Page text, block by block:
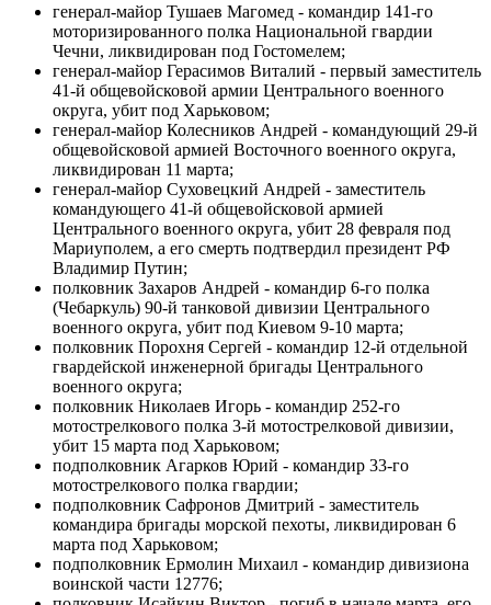
генерал-майор Тушаев Магомед - командир 141-го
моторизированного полка Национальной гвардии
Чечни, ликвидирован под Гостомелем;
генерал-майор Герасимов Виталий - первый заместитель
41-й общевойсковой армии Центрального военного
округа, убит под Харьковом;
генерал-майор Колесников Андрей - командующий 29-й
общевойсковой армией Восточного военного округа,
ликвидирован 11 марта;
генерал-майор Суховецкий Андрей - заместитель
командующего 41-й общевойсковой армией
Центрального военного округа, убит 28 февраля под
Мариуполем, а его смерть подтвердил президент РФ
Владимир Путин;
полковник Захаров Андрей - командир 6-го полка
(Чебаркуль) 90-й танковой дивизии Центрального
военного округа, убит под Киевом 9-10 марта;
полковник Порохня Сергей - командир 12-й отдельной
гвардейской инженерной бригады Центрального
военного округа;
полковник Николаев Игорь - командир 252-го
мотострелкового полка 3-й мотострелковой дивизии,
убит 15 марта под Харьковом;
подполковник Агарков Юрий - командир 33-го
мотострелкового полка гвардии;
подполковник Сафронов Дмитрий - заместитель
командира бригады морской пехоты, ликвидирован 6
марта под Харьковом;
подполковник Ермолин Михаил - командир дивизиона
воинской части 12776;